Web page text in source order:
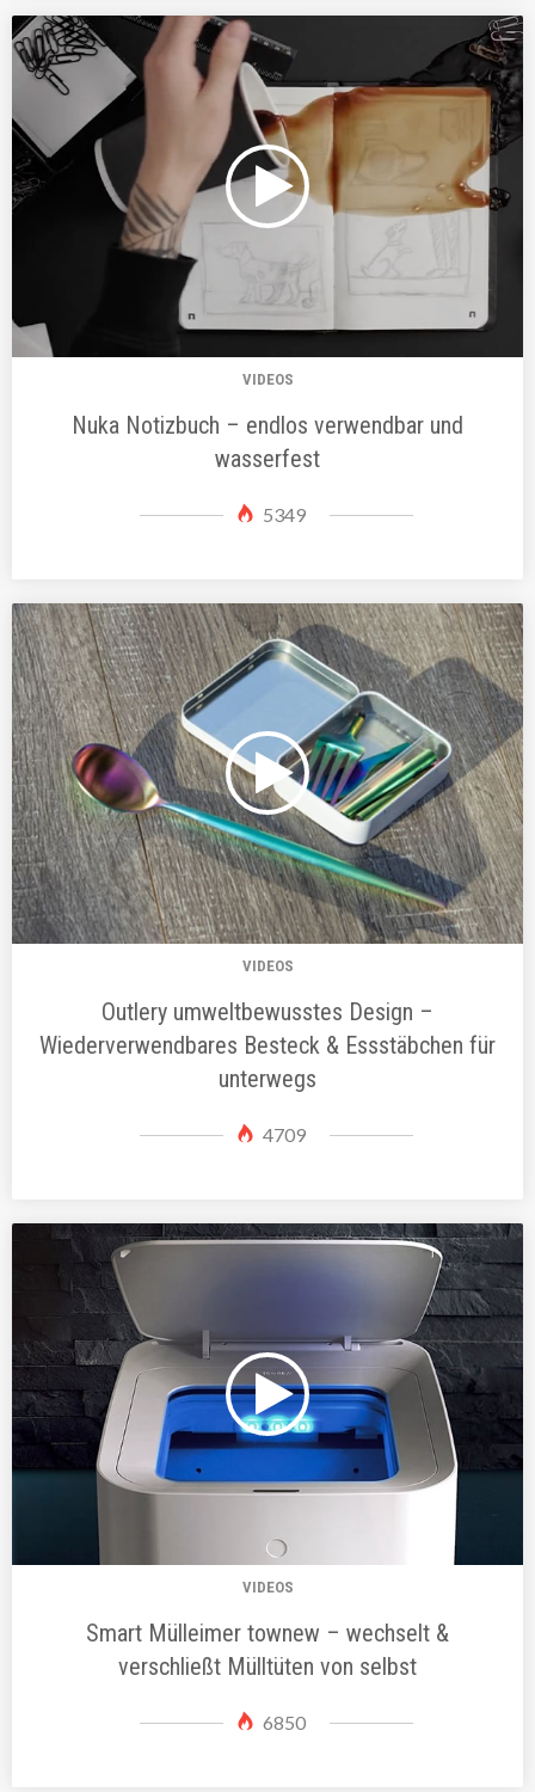
VIDEOS
Nuka Notizbuch – endlos verwendbar und
wasserfest
5349
VIDEOS
Outlery umweltbewusstes Design –
Wiederverwendbares Besteck & Essstäbchen für
unterwegs
4709
VIDEOS
Smart Mülleimer townew – wechselt &
verschließt Mülltüten von selbst
6850